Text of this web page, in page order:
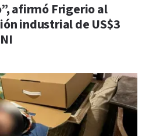
afirmó Frigerio al
industrial de US$3